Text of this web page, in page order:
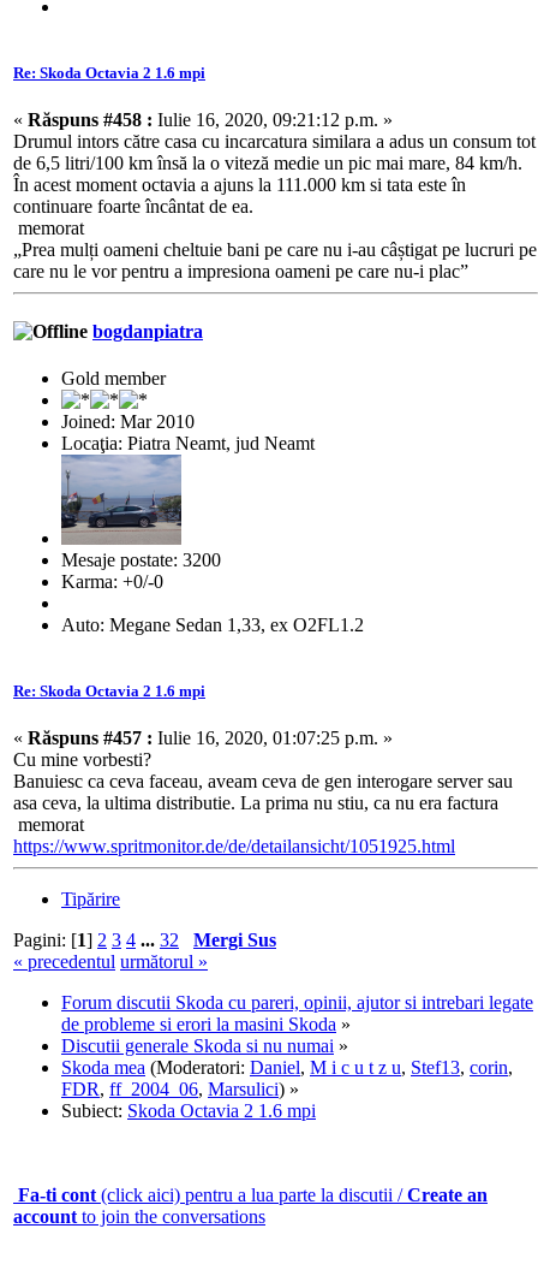
Re: Skoda Octavia 2 1.6 mpi
« Răspuns #458 : Iulie 16, 2020, 09:21:12 p.m. »
Drumul intors către casa cu incarcatura similara a adus un consum tot
de 6,5 litri/100 km însă la o viteză medie un pic mai mare, 84 km/h.
În acest moment octavia a ajuns la 111.000 km si tata este în
continuare foarte încântat de ea.
memorat
„Prea mulți oameni cheltuie bani pe care nu i-au câștigat pe lucruri pe
care nu le vor pentru a impresiona oameni pe care nu-i plac”
bogdanpiatra
Gold member
Joined: Mar 2010
Locaţia: Piatra Neamt, jud Neamt
Mesaje postate: 3200
Karma: +0/-0
Auto: Megane Sedan 1,33, ex O2FL1.2
Re: Skoda Octavia 2 1.6 mpi
« Răspuns #457 : Iulie 16, 2020, 01:07:25 p.m. »
Cu mine vorbesti?
Banuiesc ca ceva faceau, aveam ceva de gen interogare server sau
asa ceva, la ultima distributie. La prima nu stiu, ca nu era factura
memorat
https://www.spritmonitor.de/de/detailansicht/1051925.html
Tipărire
Pagini: [1] 2 3 4 ... 32
Mergi Sus
« precedentul următorul »
Forum discutii Skoda cu pareri, opinii, ajutor si intrebari legate
de probleme si erori la masini Skoda »
Discutii generale Skoda si nu numai »
Skoda mea (Moderatori: Daniel, M i c u t z u, Stef13, corin,
FDR, ff_2004_06, Marsulici) »
Subiect: Skoda Octavia 2 1.6 mpi
Fa-ti cont (click aici) pentru a lua parte la discutii /Create an
account to join the conversations